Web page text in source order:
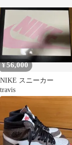
¥56,000
NIKE スニーカー
travis